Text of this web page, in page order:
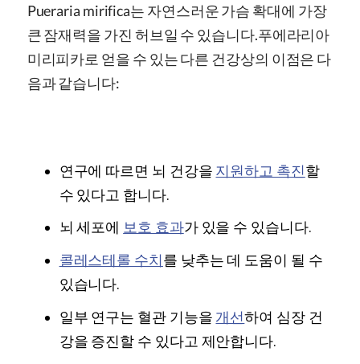
Pueraria mirifica는 자연스러운 가슴 확대에 가장
큰 잠재력을 가진 허브일 수 있습니다.푸에라리아
미리피카로 얻을 수 있는 다른 건강상의 이점은 다
음과 같습니다:
연구에 따르면 뇌 건강을 지원하고 촉진할
수 있다고 합니다.
뇌 세포에 보호 효과가 있을 수 있습니다.
콜레스테롤 수치를 낮추는 데 도움이 될 수
있습니다.
일부 연구는 혈관 기능을 개선하여 심장 건
강을 증진할 수 있다고 제안합니다.